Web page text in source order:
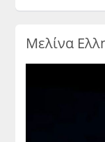
Μελίνα